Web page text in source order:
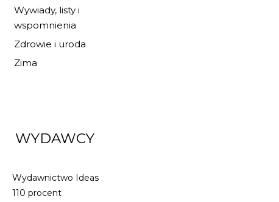
Wywiady, listy i
wspomnienia
Zdrowie i uroda
Zima
WYDAWCY
Wydawnictwo Ideas
110 procent